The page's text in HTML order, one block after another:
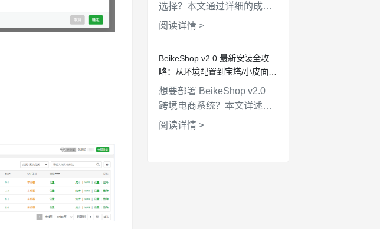
选择？本文通过详细的成本
对比和数据分析，解析
商城系统，100% 开源免
独立站业务。
阅读详情 >
BeikeShop v2.0 最新安装全攻
略：从环境配置到宝塔/小皮面板
部署
想要部署 BeikeShop v2.0
跨境电商系统？本文详述了
基于宝塔面板与小皮面板
阅读详情 >